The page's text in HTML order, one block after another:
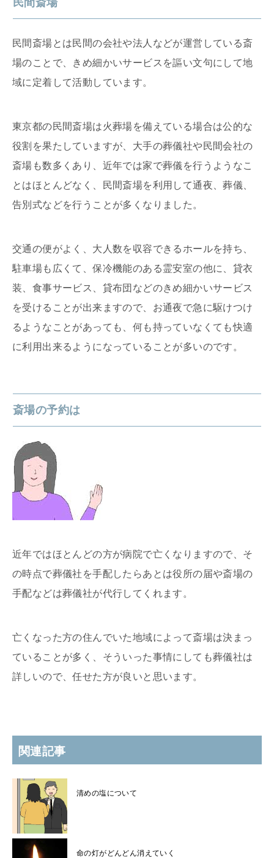
民間斎場
民間斎場とは民間の会社や法人などが運営している斎
場のことで、きめ細かいサービスを謳い文句にして地
域に定着して活動しています。
東京都の民間斎場は火葬場を備えている場合は公的な
役割を果たしていますが、大手の葬儀社や民間会社の
斎場も数多くあり、近年では家で葬儀を行うようなこ
とはほとんどなく、民間斎場を利用して通夜、葬儀、
告別式などを行うことが多くなりました。
交通の便がよく、大人数を収容できるホールを持ち、
駐車場も広くて、保冷機能のある霊安室の他に、貸衣
装、食事サービス、貸布団などのきめ細かいサービス
を受けることが出来ますので、お通夜で急に駆けつけ
るようなことがあっても、何も持っていなくても快適
に利用出来るようになっていることが多いのです。
斎場の予約は
近年ではほとんどの方が病院で亡くなりますので、そ
の時点で葬儀社を手配したらあとは役所の届や斎場の
手配などは葬儀社が代行してくれます。
亡くなった方の住んでいた地域によって斎場は決まっ
ていることが多く、そういった事情にしても葬儀社は
詳しいので、任せた方が良いと思います。
関連記事
清めの塩について
命の灯がどんどん消えていく